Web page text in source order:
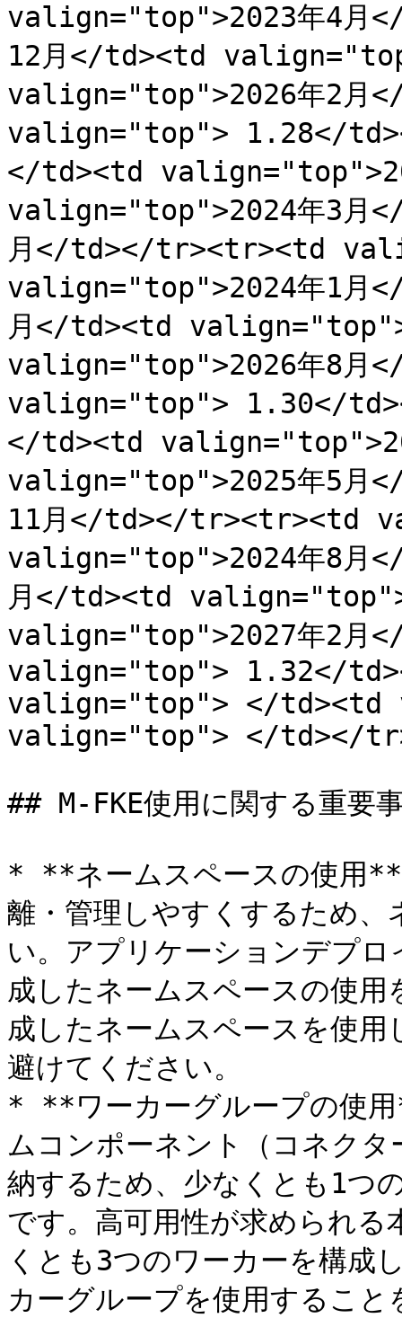
valign="top">2023年4月
12月</td><td
valign="top">2026年2
valign="top"> 1.28</
</td><td
valign="top">2024年3月
月</td></tr><tr><td
valign="top">2024年1月
月</td><td
valign="top">2026年8
valign="top"> 1.30</
</td><td
valign="top">2025年5月
11月</td></tr><tr><td
valign="top">2024年8月
月</td><td
valign="top">2027年2
valign="top"> 1.32</
valign="top"> </td><td
valign="top"> </td></
## M-FKE使用に関する重要
* **ネームスペースの使用
離・管理しやすくするため
い。アプリケーションデプ
成したネームスペースの使
成したネームスペースを使
避けてください。
* **ワーカーグループの使
ムコンポーネント（コネク
納するため、少なくとも1つ
です。高可用性が求められ
くとも3つのワーカーを構成
カーグループを使用すること